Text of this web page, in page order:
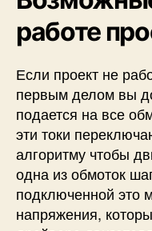
работе
Если проект не
первым делом вы
подается на все
эти токи
алгоритму чтобы
одна из обмоток
подключенной это
напряжения,